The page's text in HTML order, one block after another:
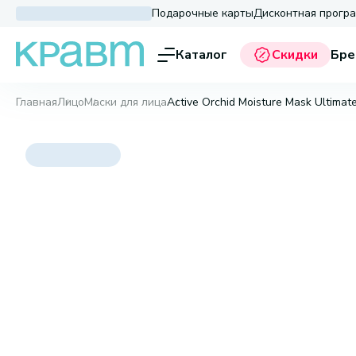
Подарочные картыДисконтная
Каталог Скидки
ГлавнаяЛицоМаски для лицаActive Orchid Moisture Mask